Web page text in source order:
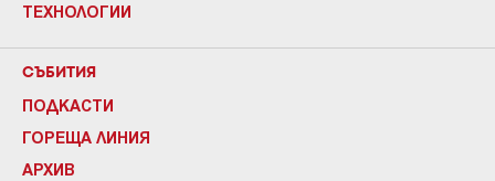
ТЕХНОЛОГИИ
СЪБИТИЯ
ПОДКАСТИ
ГОРЕЩА ЛИНИЯ
АРХИВ